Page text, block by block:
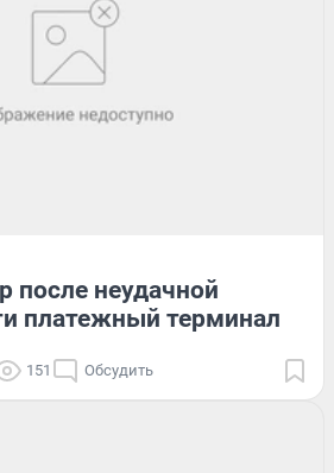
после неудачной
платежный терминал
151 Обсудить